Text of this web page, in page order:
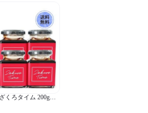
くろタイム 200gボ